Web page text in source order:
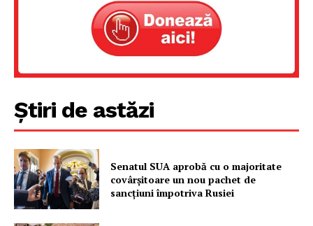
Știri de astăzi
Senatul SUA aprobă cu o majoritate
covârșitoare un nou pachet de
sancțiuni împotriva Rusiei